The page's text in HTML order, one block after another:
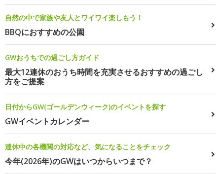
自然の中で家族や友人とワイワイ楽しもう！
BBQにおすすめの公園
GWおうちでの過ごし方ガイド
最大12連休のおうち時間を充実させるおすすめの過ごし
方をご提案
日付からGW(ゴールデンウィーク)のイベントを探す
GWイベントカレンダー
連休中の各機関の対応など、気になることをチェック
今年(2026年)のGWはいつからいつまで？